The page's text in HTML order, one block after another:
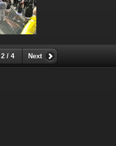
2 / 4 Next